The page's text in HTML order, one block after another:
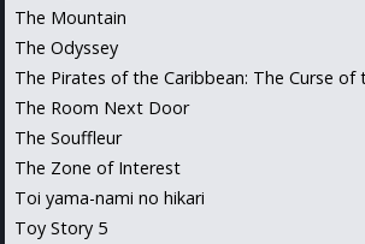
The Mountain
The Odyssey
The Pirates of the Caribbean: The Curse of
The Room Next Door
The Souffleur
The Zone of Interest
Toi yama-nami no hikari
Toy Story 5